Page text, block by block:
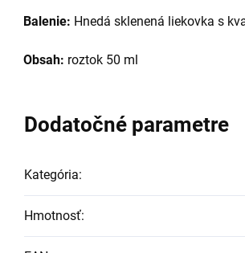
Balenie: Hnedá sklenená liekovka s
Obsah: roztok 50 ml
Dodatočné parametre
Kategória:
Hmotnosť: